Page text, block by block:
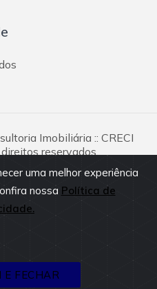
uma melhor experiência
nossa Política de
E FECHAR
Imobiliária :: CRECI
reservados.
exibidos neste portal são
dos imóveis, podendo sofrer
da proposta, consulte nossos